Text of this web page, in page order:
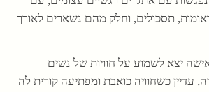
תסכולים, וחלק מהם נשארים לאורך
יצא לשמוע על חוויות של נשים
עדיין כשחוויה כואבת ומפתיעה קורית לה